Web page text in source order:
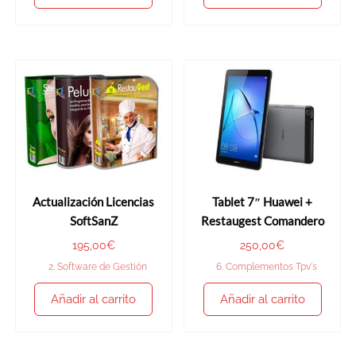
Actualización Licencias
SoftSanZ
195,00€
2. Software de Gestión
Añadir al carrito
Tablet 7″ Huawei +
Restaugest Comandero
250,00€
6. Complementos Tpv's
Añadir al carrito